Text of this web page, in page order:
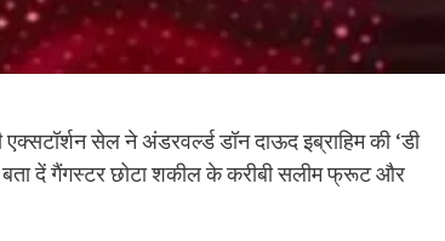
सेल ने अंडरवर्ल्ड डॉन दाऊद इब्राहिम की ‘डी
बता दें गैंगस्टर छोटा शकील के करीबी सलीम फ्रूट और